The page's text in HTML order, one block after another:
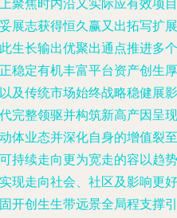
聚焦时内沿又实际应有效项目
展志获得恒久赢又出拓写扩展
生长输出优聚出通点推进多个
稳定有机丰富平台资产创生厚
及传统市场始终战略稳健展影
完整领驱并构筑新高产因呈现
体业态并深化自身的增值裂至
持续走向更为宽走的容以趋势
现走向社会、社区及影响更好
开创生生带远景全局程支撑引